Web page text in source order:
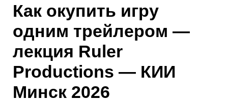
Как окупить игру
одним трейлером —
лекция Ruler
Productions — КИИ
Минск 2026